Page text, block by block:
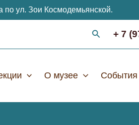
по ул. Зои Космодемьянской.
+ 7
О музее События